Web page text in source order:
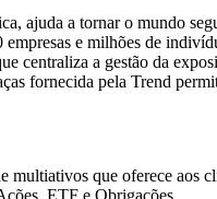
ajuda a tornar o mundo
e milhões de
centraliza a gestão da
fornecida pela Trend
multiativos que oferece aos
ETF e Obrigações.